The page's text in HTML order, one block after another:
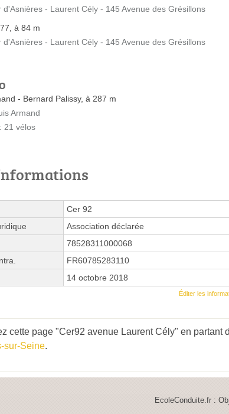
d'Asnières - Laurent Cély - 145 Avenue des Grésillons
à 84 m
d'Asnières - Laurent Cély - 145 Avenue des Grésillons
- Bernard Palissy, à 287 m
Armand
21 vélos
Cer 92
Association déclarée
78528311000068
FR60785283110
14 octobre 2018
Éditer les
cette page "Cer92 avenue Laurent Cély" en partant
sur-Seine.
EcoleConduite.fr :